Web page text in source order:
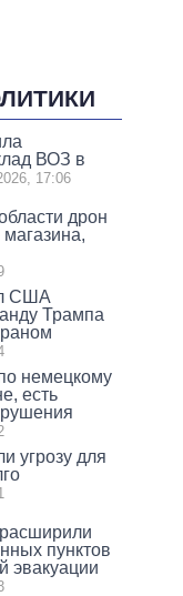
ВОЗ в
17:06
дрон
США
Трампа
немецкому
есть
угрозу для
пунктов
эвакуации